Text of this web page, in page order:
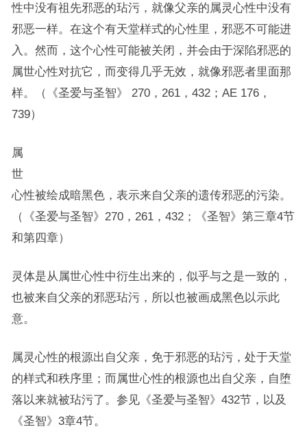
性中没有祖先邪恶的玷污，就像父亲的属灵心性中没有
邪恶一样。在这个有天堂样式的心性里，邪恶不可能进
入。然而，这个心性可能被关闭，并会由于深陷邪恶的
属世心性对抗它，而变得几乎无效，就像邪恶者里面那
样。（《圣爱与圣智》 270，261，432；AE 176，
739）
属
世
心性被绘成暗黑色，表示来自父亲的遗传邪恶的污染。
（《圣爱与圣智》270，261，432；《圣智》第三章4节
和第四章）
灵体是从属世心性中衍生出来的，似乎与之是一致的，
也被来自父亲的邪恶玷污，所以也被画成黑色以示此
意。
属灵心性的根源出自父亲，免于邪恶的玷污，处于天堂
的样式和秩序里；而属世心性的根源也出自父亲，自堕
落以来就被玷污了。参见《圣爱与圣智》432节，以及
《圣智》3章4节。